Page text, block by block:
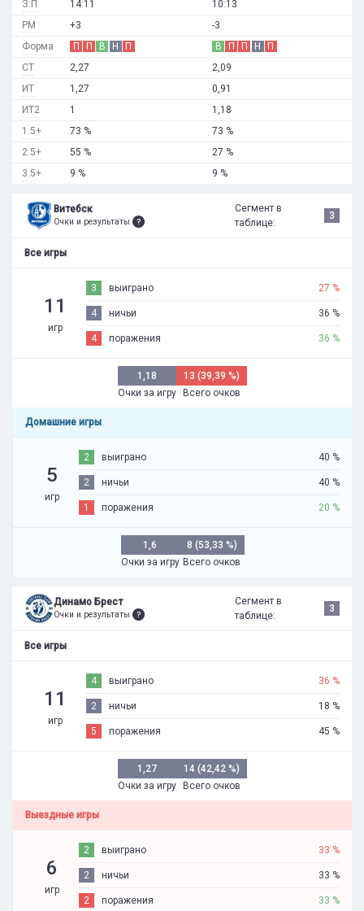
З:П
РМ
Форма
СТ
ИТ
ИТ2
1.5+
2.5+
3.5+
14:11
+3
П
П В Н
П
2,27
1,27
1
73 %
55 %
9 %
10:13
-3
В
П П Н
П
2,09
0,91
1,18
73 %
27 %
9 %
Витебск
Очки и результаты
Сегмент в
таблице:
3
Все игры
11
игр
3 выиграно 27 %
4 ничьи 36 %
4 поражения 36 %
1,18
Очки за игру
13 (39,39 %)
Всего очков
Домашние игры
5
игр
2 выиграно 40 %
2 ничьи 40 %
1 поражения 20 %
1,6
Очки за игру
8 (53,33 %)
Всего очков
Динамо Брест
Очки и результаты
Сегмент в
таблице:
3
Все игры
11
игр
4 выиграно 36 %
2 ничьи 18 %
5 поражения 45 %
1,27
Очки за игру
14 (42,42 %)
Всего очков
Выездные игры
6
игр
2 выиграно 33 %
2 ничьи 33 %
2 поражения 33 %